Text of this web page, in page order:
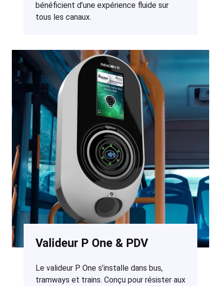
bénéficient d’une expérience fluide sur
tous les canaux.
Valideur P One & PDV
Le valideur P One s’installe dans bus,
tramways et trains. Conçu pour résister aux